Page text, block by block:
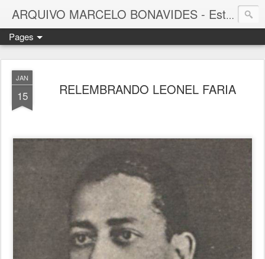
ARQUIVO MARCELO BONAVIDES - Estrelas que nunca se Apagam -
Pages
JAN
15 RELEMBRANDO LEONEL FARIA